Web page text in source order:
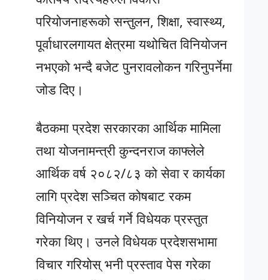
परियोजनाहरूको सन्तुलन, शिक्षा, स्वास्थ्य,
पूर्वाधारलगायत क्षेत्रमा यथोचित विनियोजन
नभएको भन्दै बजेट पुनरावलोकन गरिनुपर्नेमा
जोड दिए।
बैठकमा प्रदेश सरकारका आर्थिक मामिला
तथा योजनामन्त्री कुन्दनराज काफ्लेले
आर्थिक वर्ष २०८२/८३ को सेवा र कार्यका
लागि प्रदेश सञ्चित कोषबाट रकम
विनियोजन र खर्च गर्ने विधेयक प्रस्तुत
गरेका थिए। उनले विधेयक प्रदेशसभामा
विचार गरियोस् भनी प्रस्ताव पेस गरेका